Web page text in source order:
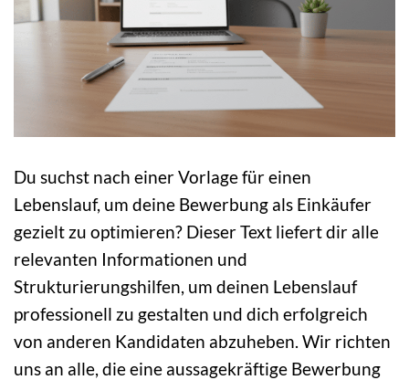
Du suchst nach einer Vorlage für einen
Lebenslauf, um deine Bewerbung als Einkäufer
gezielt zu optimieren? Dieser Text liefert dir alle
relevanten Informationen und
Strukturierungshilfen, um deinen Lebenslauf
professionell zu gestalten und dich erfolgreich
von anderen Kandidaten abzuheben. Wir richten
uns an alle, die eine aussagekräftige Bewerbung